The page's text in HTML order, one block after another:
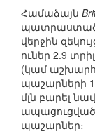
Համաձայն
վերջին
ուներ 2.9
(կամ
պաշարների
մլն բարել
ապացուցված
պաշարներ։